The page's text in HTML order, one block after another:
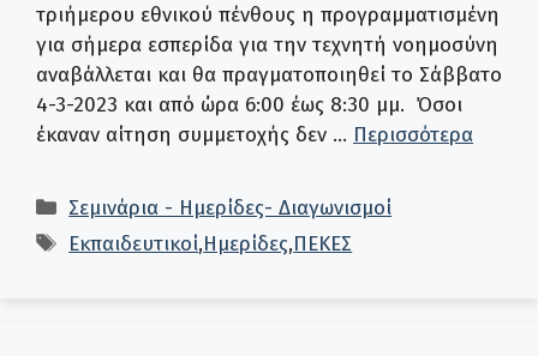
τριήμερου εθνικού πένθους η προγραμματισμένη
για σήμερα εσπερίδα για την τεχνητή νοημοσύνη
αναβάλλεται και θα πραγματοποιηθεί το Σάββατο
4-3-2023 και από ώρα 6:00 έως 8:30 μμ. Όσοι
έκαναν αίτηση συμμετοχής δεν … Περισσότερα
Κατηγορίες
Σεμινάρια - Ημερίδες- Διαγωνισμοί
Ετικέτες
Εκπαιδευτικοί,Ημερίδες,ΠΕΚΕΣ